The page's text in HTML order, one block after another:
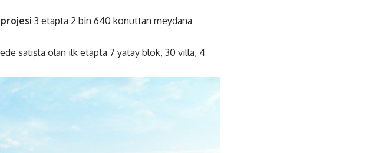
3 etapta 2 bin 640 konuttan meydana
satışta olan ilk etapta 7 yatay blok, 30 villa, 4